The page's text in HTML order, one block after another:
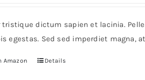
tristique dictum sapien et lacinia.
egestas. Sed sed imperdiet magna,
Amazon Details